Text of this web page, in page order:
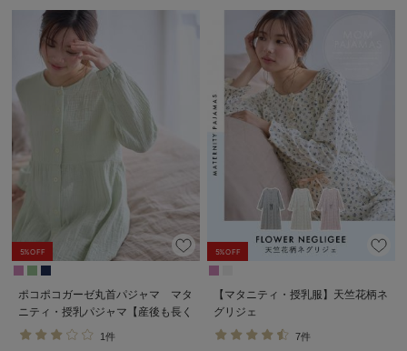
5%OFF
ポコポコガーゼ丸首パジャマ マタ
ニティ・授乳パジャマ【産後も長く
着れる】INUJIRUSHI（イヌジル
1件
5%OFF
【マタニティ・授乳服】天竺花柄ネ
グリジェ
7件